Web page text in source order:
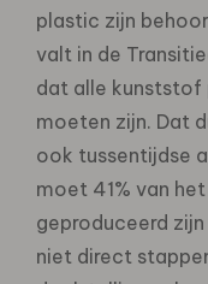
plastic zijn
valt in de
dat alle kunststof
moeten zijn. Dat
ook tussentijdse
moet 41% van
geproduceerd
niet direct